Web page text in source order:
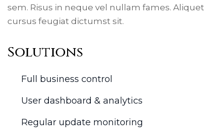
sem. Risus in neque vel nullam fames. Aliquet
cursus feugiat dictumst sit.
Solutions
Full business control
User dashboard & analytics
Regular update monitoring